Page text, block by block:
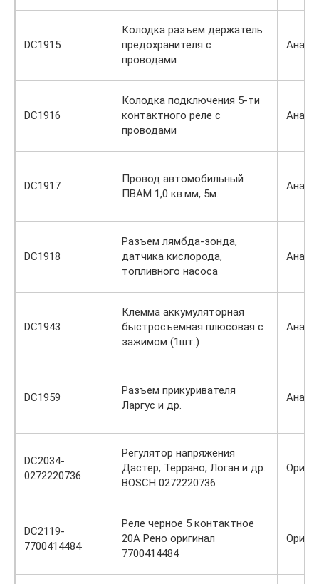
DC1915
Колодка разъем держатель
предохранителя с
проводами
DC1916
Колодка подключения 5-ти
контактного реле с
проводами
DC1917
Провод автомобильный
ПВАМ 1,0 кв.мм, 5м.
DC1918
Разъем лямбда-зонда,
датчика кислорода,
топливного насоса
DC1943
Клемма аккумуляторная
быстросъемная плюсовая с
зажимом (1шт.)
DC1959
Разъем прикуривателя
Ларгус и др.
DC2034-
0272220736
Регулятор напряжения
Дастер, Террано, Логан и др.
BOSCH 0272220736
DC2119-
7700414484
Реле черное 5 контактное
20А Рено оригинал
7700414484